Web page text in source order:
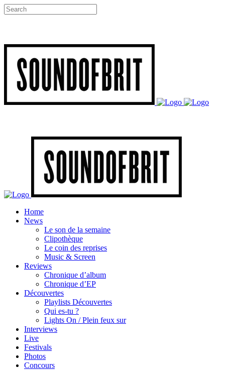
Home
News
Le son de la semaine
Clipothèque
Le coin des reprises
Music & Screen
Reviews
Chronique d’album
Chronique d’EP
Découvertes
Playlists Découvertes
Qui es-tu ?
Lights On / Plein feux sur
Interviews
Live
Festivals
Photos
Concours